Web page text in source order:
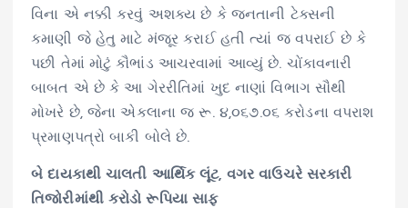
વિના એ નક્કી કરવું અશક્ય છે કે જનતાની ટેક્સની
કમાણી જે હેતુ માટે મંજૂર કરાઈ હતી ત્યાં જ વપરાઈ છે કે
પછી તેમાં મોટું કૌભાંડ આચરવામાં આવ્યું છે. ચોંકાવનારી
બાબત એ છે કે આ ગેરરીતિમાં ખુદ નાણાં વિભાગ સૌથી
મોખરે છે, જેના એકલાના જ રૂ. ૪,૦૬૭.૦૬ કરોડના વપરાશ
પ્રમાણપત્રો બાકી બોલે છે.
બે દાયકાથી ચાલતી આર્થિક લૂંટ, વગર વાઉચરે સરકારી
તિજોરીમાંથી કરોડો રૂપિયા સાફ